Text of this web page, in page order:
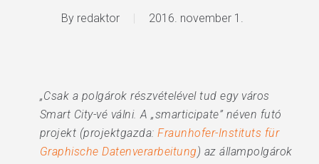
By redaktor 2016. november 1.
„Csak a polgárok részvételével tud egy város
Smart City-vé válni. A „smarticipate” néven futó
projekt (projektgazda:Fraunhofer-Instituts für
Graphische Datenverarbeitung) az állampolgárok